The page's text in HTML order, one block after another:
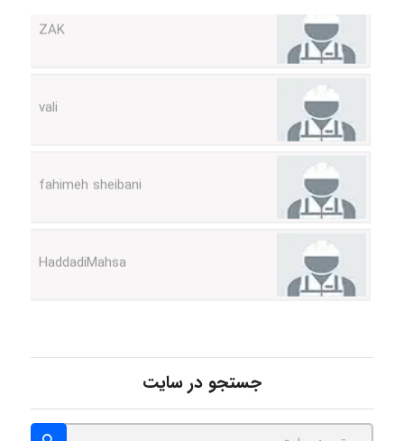
vali
fahimeh sheibani
HaddadiMahsa
Niloofar
USER124
malekf
جستجو در سایت